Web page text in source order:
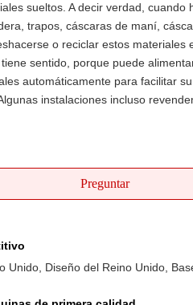
sueltos. A decir verdad, cuando
trapos, cáscaras de maní,
o reciclar estos materiales
sentido, porque puede
automáticamente para facilitar
instalaciones incluso
Preguntar
Unido, Diseño del Reino Unido,